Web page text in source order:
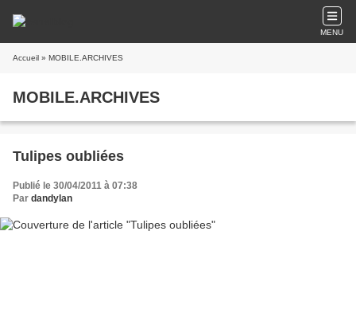
MENU
Accueil » MOBILE.ARCHIVES
MOBILE.ARCHIVES
Tulipes oubliées
Publié le 30/04/2011 à 07:38
Par dandylan